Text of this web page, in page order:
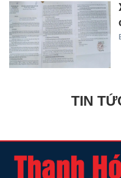
TIN